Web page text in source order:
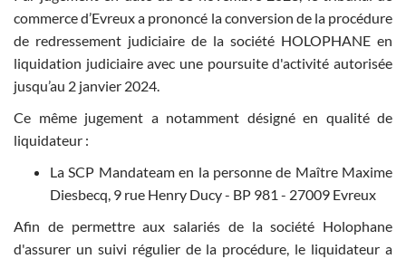
commerce d’Evreux a prononcé la conversion de la procédure
de redressement judiciaire de la société HOLOPHANE en
liquidation judiciaire avec une poursuite d'activité autorisée
jusqu’au 2 janvier 2024.
Ce même jugement a notamment désigné en qualité de
liquidateur :
La SCP Mandateam en la personne de Maître Maxime
Diesbecq, 9 rue Henry Ducy - BP 981 - 27009 Evreux
Afin de permettre aux salariés de la société Holophane
d'assurer un suivi régulier de la procédure, le liquidateur a